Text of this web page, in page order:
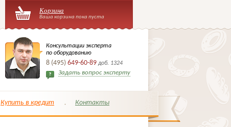
Корзина
Ваша корзина пока пуста
Консультации эксперта
по оборудованию
8 (495) 649-60-89 доб. 1324
Задать вопрос эксперту
Купить в кредит Контакты